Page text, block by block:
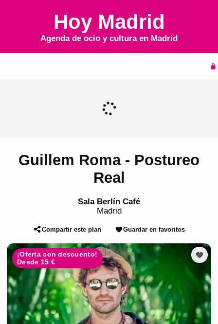
Hoy Madrid
Agenda de ocio y cultura en Madrid
Guillem Roma - Postureo
Real
Sala Berlín Café
Madrid
Compartir este plan Guardar en favoritos
¡Oferta con descuento!
Desde 15 €